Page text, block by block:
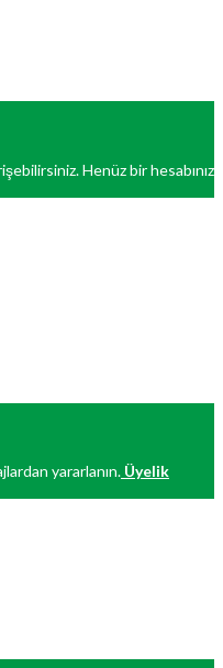
Henüz bir hesabınız
yararlanın. Üyelik